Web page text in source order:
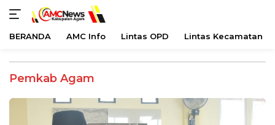
konten
BERANDA AMC Info Lintas OPD Lintas Kecamatan
Pemkab Agam